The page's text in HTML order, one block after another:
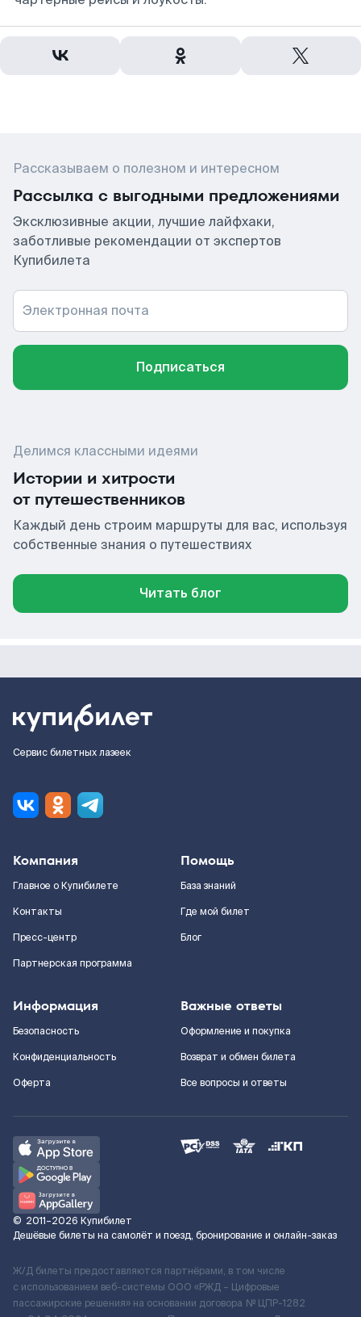
Рассказываем о полезном и интересном
Рассылка с выгодными предложениями
Эксклюзивные акции, лучшие лайфхаки,
заботливые рекомендации от экспертов
Купибилета
Электронная почта
Подписаться
Делимся классными идеями
Истории и хитрости
от путешественников
Каждый день строим маршруты для вас, используя
собственные знания о путешествиях
Читать блог
Сервис билетных лазеек
Компания
Главное о Купибилете
Контакты
Пресс-центр
Партнерская программа
Помощь
База знаний
Где мой билет
Блог
Информация
Безопасность
Конфиденциальность
Оферта
Важные ответы
Оформление и покупка
Возврат и обмен билета
Все вопросы и ответы
© 2011–2026 Купибилет
Дешёвые билеты на самолёт и поезд, бронирование и онлайн-заказ
Ж/Д билеты предоставляются партнёрами, в том числе
с использованием веб-системы ООО «РЖД – Цифровые
пассажирские решения» на основании договора № ЦПР-1282